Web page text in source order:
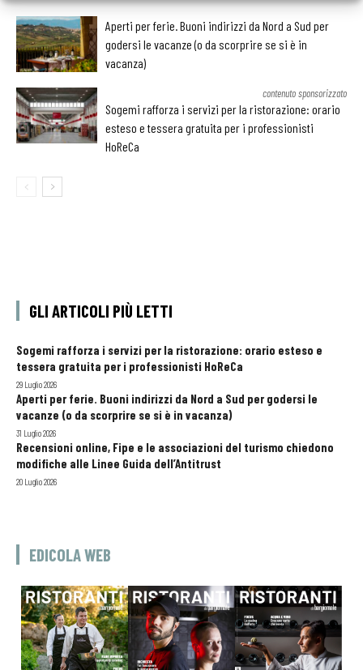
Aperti per ferie. Buoni indirizzi da Nord a Sud per
godersi le vacanze (o da scorprire se si è in
vacanza)
contenuto sponsorizzato
Sogemi rafforza i servizi per la ristorazione: orario
esteso e tessera gratuita per i professionisti
HoReCa
GLI ARTICOLI PIÙ LETTI
Sogemi rafforza i servizi per la ristorazione: orario esteso e
tessera gratuita per i professionisti HoReCa
29 Luglio 2026
Aperti per ferie. Buoni indirizzi da Nord a Sud per godersi le
vacanze (o da scorprire se si è in vacanza)
31 Luglio 2026
Recensioni online, Fipe e le associazioni del turismo chiedono
modifiche alle Linee Guida dell’Antitrust
20 Luglio 2026
EDICOLA WEB